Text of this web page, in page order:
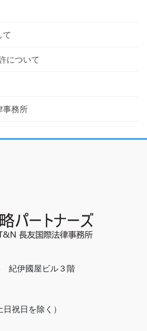
て
について
事務所
紀伊國屋ビル３階
祝日を除く）